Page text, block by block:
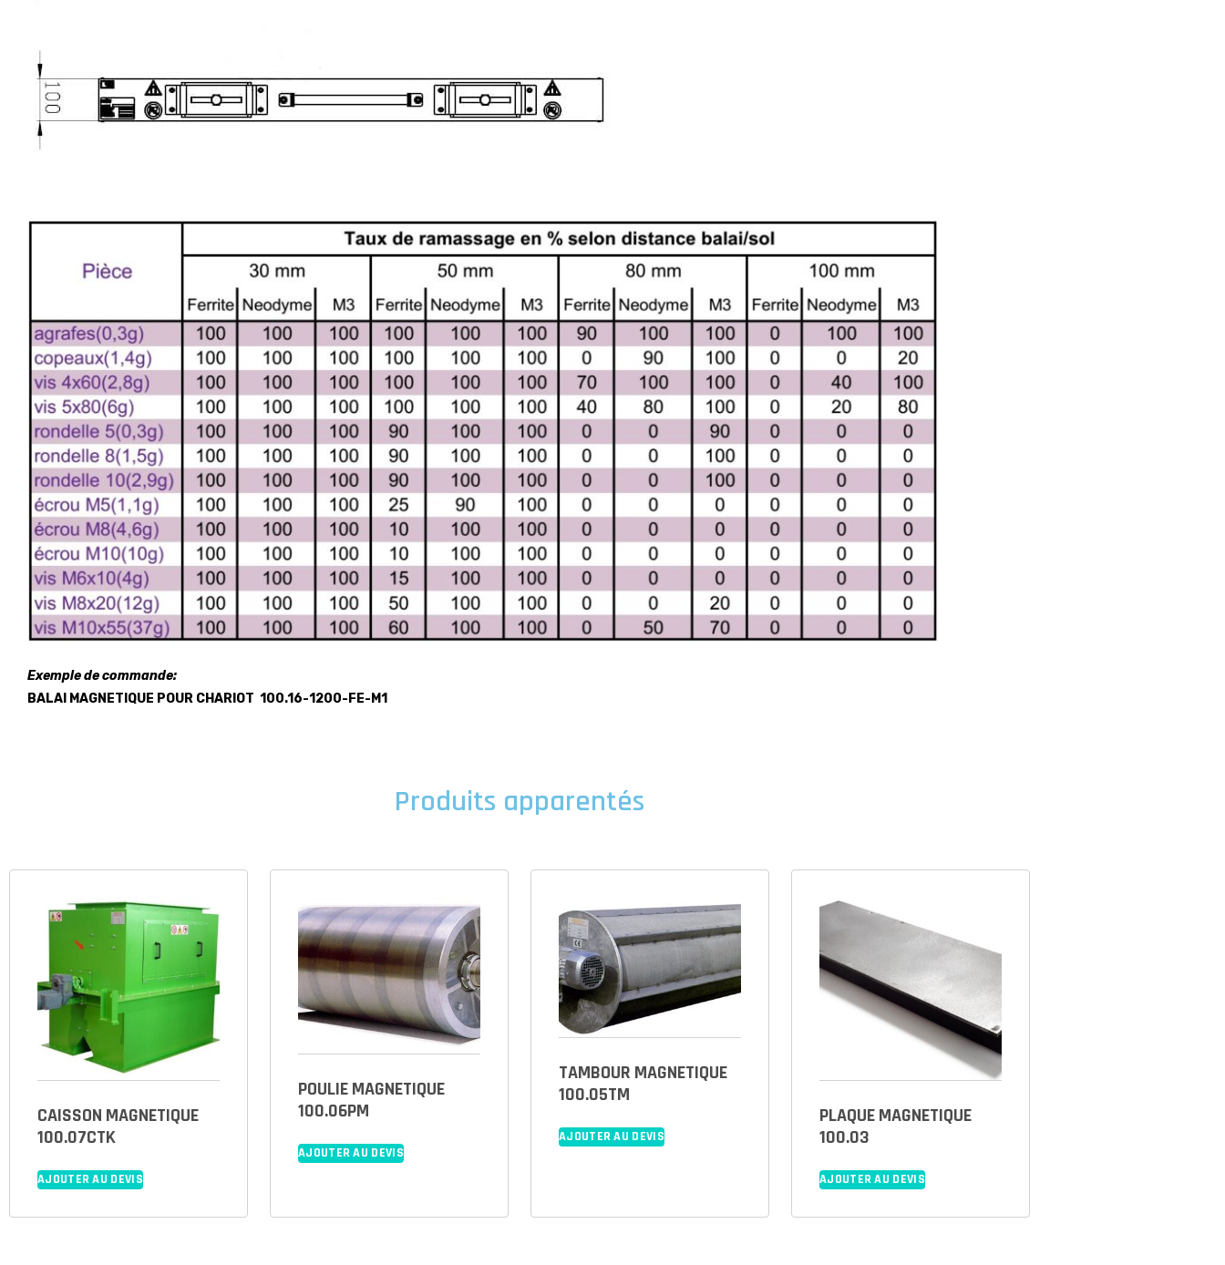
Exemple de commande:
BALAI MAGNETIQUE POUR CHARIOT 100.16-1200-FE-M1
Produits apparentés
CAISSON MAGNETIQUE
100.07CTK
AJOUTER AU DEVIS
POULIE MAGNETIQUE
100.06PM
AJOUTER AU DEVIS
TAMBOUR MAGNETIQUE
100.05TM
AJOUTER AU DEVIS
PLAQUE MAGNETIQUE
100.03
AJOUTER AU DEVIS